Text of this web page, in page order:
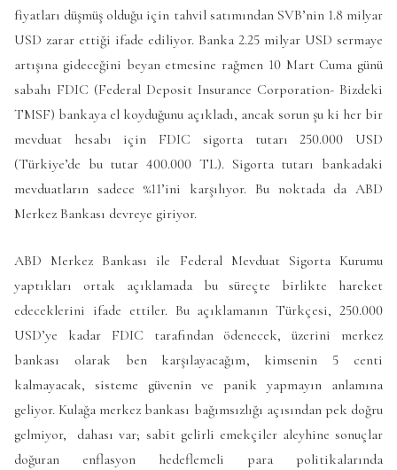
fiyatları düşmüş olduğu için tahvil satımından SVB’nin 1.8 milyar
USD zarar ettiği ifade ediliyor. Banka 2.25 milyar USD sermaye
artışına gideceğini beyan etmesine rağmen 10 Mart Cuma günü
sabahı FDIC (Federal Deposit Insurance Corporation- Bizdeki
TMSF) bankaya el koyduğunu açıkladı, ancak sorun şu ki her bir
mevduat hesabı için FDIC sigorta tutarı 250.000 USD
(Türkiye’de bu tutar 400.000 TL). Sigorta tutarı bankadaki
mevduatların sadece %11’ini karşılıyor. Bu noktada da ABD
Merkez Bankası devreye giriyor.
ABD Merkez Bankası ile Federal Mevduat Sigorta Kurumu
yaptıkları ortak açıklamada bu süreçte birlikte hareket
edeceklerini ifade ettiler. Bu açıklamanın Türkçesi, 250.000
USD’ye kadar FDIC tarafından ödenecek, üzerini merkez
bankası olarak ben karşılayacağım, kimsenin 5 centi
kalmayacak, sisteme güvenin ve panik yapmayın anlamına
geliyor. Kulağa merkez bankası bağımsızlığı açısından pek doğru
gelmiyor, dahası var; sabit gelirli emekçiler aleyhine sonuçlar
doğuran enflasyon hedeflemeli para politikalarında